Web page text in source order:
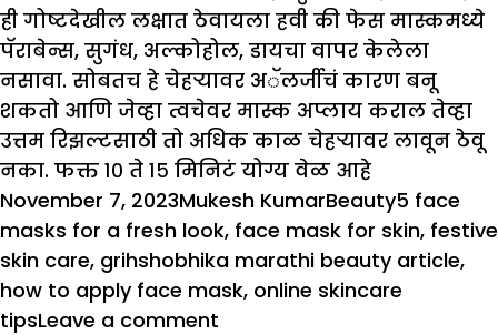
ही गोष्टदेखील लक्षात ठेवायला हवी की फेस मास्कमध्ये
पॅराबेन्स, सुगंध, अल्कोहोल, डायचा वापर केलेला
नसावा. सोबतच हे चेहऱ्यावर अॅलर्जीचं कारण बनू
शकतो आणि जेव्हा त्वचेवर मास्क अप्लाय कराल तेव्हा
उत्तम रिझल्टसाठी तो अधिक काळ चेहऱ्यावर लावून ठेवू
नका. फक्त १० ते १५ मिनिटं योग्य वेळ आहे
Posted
on
November 7, 2023Author
Mukesh KumarCategories
BeautyTags
5 face
masks for a fresh look, face mask for skin, festive
skin care, grihshobhika marathi beauty article,
how to apply face mask, online skincare
tipsLeave a comment